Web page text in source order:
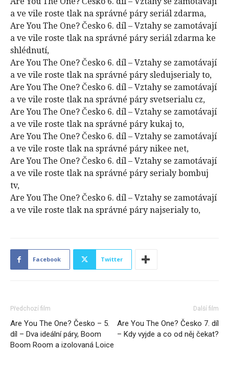
a ve vile roste tlak na správné páry seriál zdarma,
Are You The One? Česko 6. díl – Vztahy se zamotávají
a ve vile roste tlak na správné páry seriál zdarma ke
shlédnutí,
Are You The One? Česko 6. díl – Vztahy se zamotávají
a ve vile roste tlak na správné páry sledujserialy to,
Are You The One? Česko 6. díl – Vztahy se zamotávají
a ve vile roste tlak na správné páry svetserialu cz,
Are You The One? Česko 6. díl – Vztahy se zamotávají
a ve vile roste tlak na správné páry kukaj to,
Are You The One? Česko 6. díl – Vztahy se zamotávají
a ve vile roste tlak na správné páry nikee net,
Are You The One? Česko 6. díl – Vztahy se zamotávají
a ve vile roste tlak na správné páry serialy bombuj
tv,
Are You The One? Česko 6. díl – Vztahy se zamotávají
a ve vile roste tlak na správné páry najserialy to,
Facebook Twitter
Předchozí film
Are You The One? Česko – 5.
díl – Dva ideální páry, Boom
Boom Room a izolovaná Loice
Další film
Are You The One? Česko 7. díl
– Kdy vyjde a co od něj čekat?